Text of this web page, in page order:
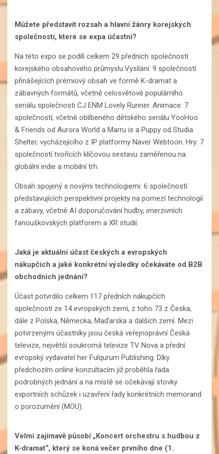
Můžete představit rozsah a hlavní žánry korejských
společností, které se expa účastní?
Na této expo se podílí celkem 29 předních společností
korejského obsahového průmyslu.Vysílání: 9 společností
přinášejících prémiový obsah ve formě K-dramat a
zábavných formátů, včetně celosvětově populárního
seriálu společnosti CJ ENM Lovely Runner. Animace: 7
společností, včetně oblíbeného dětského seriálu YooHoo
& Friends od Aurora World a Marru is a Puppy od Studia
Shelter, vycházejícího z IP platformy Naver Webtoon. Hry: 7
společností tvořících klíčovou sestavu zaměřenou na
globální indie a mobilní trh.
Obsah spojený s novými technologiemi: 6 společností
představujících perspektivní projekty na pomezí technologií
a zábavy, včetně AI doporučování hudby, imerzivních
fanouškovských platforem a XR studií.
Jaká je aktuální účast českých a evropských
nákupčích a jaké konkrétní výsledky očekáváte od B2B
obchodních jednání?
Účast potvrdilo celkem 117 předních nákupčích
společností ze 14 evropských zemí, z toho 73 z Česka,
dále z Polska, Německa, Maďarska a dalších zemí. Mezi
potvrzenými účastníky jsou česká veřejnoprávní Česká
televize, největší soukromá televize TV Nova a přední
evropský vydavatel her Fulqurum Publishing. Díky
předchozím online konzultacím již proběhla řada
podrobných jednání a na místě se očekávají stovky
exportních schůzek i uzavření řady konkrétních memorand
o porozumění (MOU).
Velmi zajímavě působí „Koncert orchestru s hudbou z
K-dramat“, který se koná večer prvního dne (1.